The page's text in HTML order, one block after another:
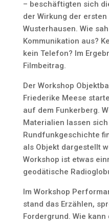
– beschäftigten sich
der Wirkung der
Wusterhausen. Wie
Kommunikation aus?
kein Telefon? Im
Filmbeitrag.
Der Workshop
Friederike Meese
auf dem Funkerberg.
Materialien lassen sich
Rundfunkgeschichte
als Objekt dargestellt
Workshop ist etwas
geodätische
Im Workshop
stand das Erzählen,
Fordergrund. Wie